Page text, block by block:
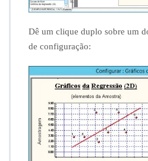
Dê um clique duplo sobre um
de configuração: